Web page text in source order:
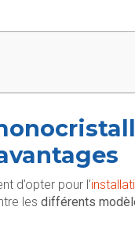
d’opter pour l’
les différents